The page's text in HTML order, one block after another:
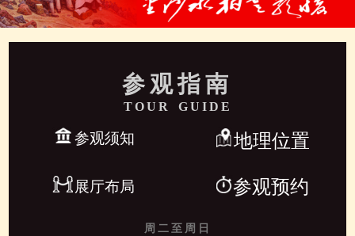
参观指南
TOUR GUIDE
参观须知 地理位置
展厅布局 参观预约
周二至周日